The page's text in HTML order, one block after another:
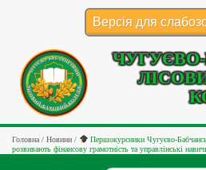
Версія для
Головна / Новини /
Першокурсники
розвивають фінансову грамотність та управлінські